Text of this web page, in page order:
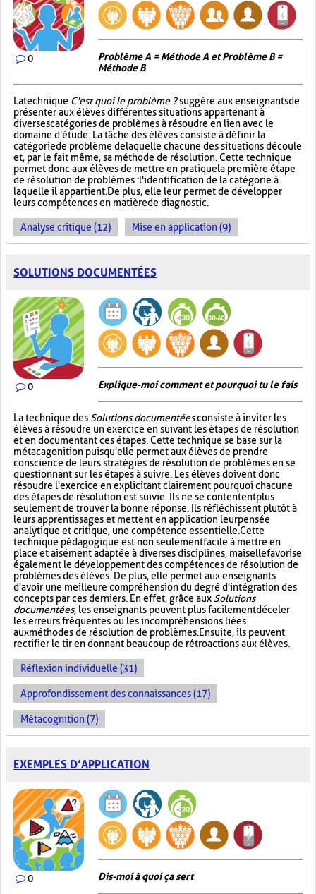
0
Problème A = Méthode A et Problème B =
Méthode B
La technique C'est quoi le problème ?suggère aux enseignants de
présenter aux élèves différentes situations appartenant à
diverses catégories de problèmes à résoudre en lien avec le
domaine d'étude. La tâche des élèves consiste à définir la
catégorie de problème de laquelle chacune des situations découle
et, par le fait même, sa méthode de résolution. Cette technique
permet donc aux élèves de mettre en pratique la première étape
de résolution de problèmes : l'identification de la catégorie à
laquelle il appartient. De plus, elle leur permet de développer
leurs compétences en matière de diagnostic.
Analyse critique (12) Mise en application (9)
SOLUTIONS DOCUMENTÉES
0 Explique-moi comment et pourquoi tu le fais
La technique des Solutions documentéesconsiste à inviter les
élèves à résoudre un exercice en suivant les étapes de résolution
et en documentant ces étapes. Cette technique se base sur la
métacagonition puisqu'elle permet aux élèves de prendre
conscience de leurs stratégies de résolution de problèmes en se
questionnant sur les étapes à suivre. Les élèves doivent donc
résoudre l'exercice en explicitant clairement pourquoi chacune
des étapes de résolution est suivie. Ils ne se contentent plus
seulement de trouver la bonne réponse. Ils réfléchissent plutôt à
leurs apprentissages et mettent en application leur pensée
analytique et critique, une compétence essentielle. Cette
technique pédagogique est non seulement facile à mettre en
place et aisément adaptée à diverses disciplines, mais elle favorise
également le développement des compétences de résolution de
problèmes des élèves. De plus, elle permet aux enseignants
d'avoir une meilleure compréhension du degré d'intégration des
concepts par ces derniers. En effet, grâce aux Solutions
documentées, les enseignants peuvent plus facilement déceler
les erreurs fréquentes ou les incompréhensions liées
aux méthodes de résolution de problèmes. Ensuite, ils peuvent
rectifier le tir en donnant beaucoup de rétroactions aux élèves.
Réflexion individuelle (31)
Approfondissement des connaissances (17)
Métacognition (7)
EXEMPLES D’APPLICATION
0 Dis-moi à quoi ça sert